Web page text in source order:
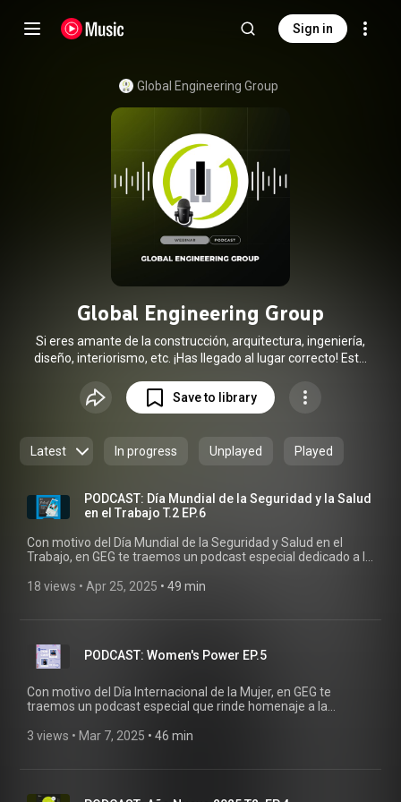
Sign in
Global Engineering Group
Global Engineering Group
Si eres amante de la construcción, arquitectura, ingeniería,
diseño, interiorismo, etc. ¡Has llegado al lugar correcto! Este
diferentes secciones: Podcast, Webinars y Documentales en
el que, a través de charlas, debates y entrevistas con
relacionados con el sector de la Construcción. ¡Bienvenidos!
Save to library
Latest In progress Unplayed Played
PODCAST: Día Mundial de la Seguridad y la Salud
en el Trabajo T.2 EP.6
Con motivo del Día Mundial de la Seguridad y Salud en el
Trabajo, en GEG te traemos un podcast especial dedicado a la
seguros. En este episodio, acompañados por nuestro
de esta conmemoración, los principales retos en materia de
seguridad laboral y las buenas prácticas que fortalecen la
cultura de prevención en la industria de la construcción. No te
lo pierdas y síguenos para más episodios. Para más
información visita: www.grupogeg.com
(https://grupogeg.com/)
18 views • Apr 25, 2025 • 49 min
PODCAST: Women's Power EP.5
Con motivo del Día Internacional de la Mujer, en GEG te
traemos un podcast especial que rinde homenaje a la
episodio, acompañados por nuestro conductor Diego Garza y
papel esencial de la mujer en la sociedad actual y su creciente
3 views • Mar 7, 2025 • 46 min